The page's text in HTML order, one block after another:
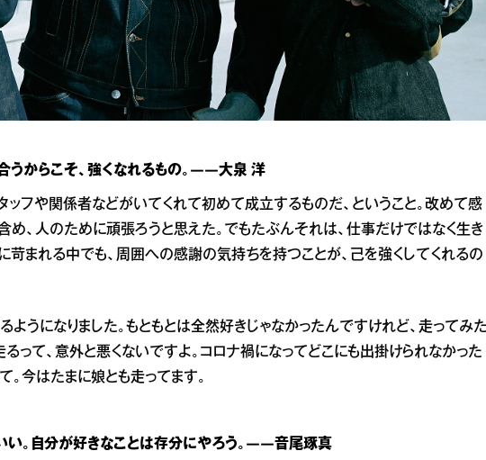
うからこそ、強くなれるもの。――大泉 洋
ッフや関係者などがいてくれて初めて成立するものだ、ということ。改めて感
め、人のために頑張ろうと思えた。でもたぶんそれは、仕事だけではなく生き
苛まれる中でも、周囲への感謝の気持ちを持つことが、己を強くしてくれるの
ようになりました。もともとは全然好きじゃなかったんですけれど、走ってみ
って、意外と悪くないですよ。コロナ禍になってどこにも出掛けられなかった
。今はたまに娘とも走ってます。
い。自分が好きなことは存分にやろう。――音尾琢真